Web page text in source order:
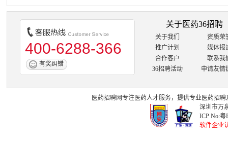
400-6288-366
有奖纠错
关于医药36招聘
关于我们
资质荣
推广计划
媒体报
合作客户
联系我
36招聘活动
申请友情
医药招聘网专注医药人才服务，提供专业医药招聘
深圳市万
ICP No:粤
软件企业